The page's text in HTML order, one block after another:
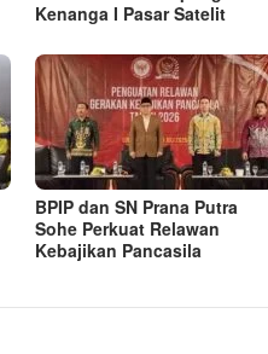
Kenanga I Pasar Satelit
BPIP dan SN Prana Putra
Sohe Perkuat Relawan
Kebajikan Pancasila